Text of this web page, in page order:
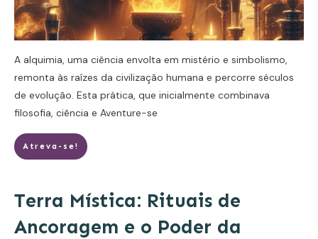
A alquimia, uma ciência envolta em mistério e simbolismo,
remonta às raízes da civilização humana e percorre séculos
de evolução. Esta prática, que inicialmente combinava
filosofia, ciência e Aventure-se
Atreva-se!
Terra Mística: Rituais de
Ancoragem e o Poder da